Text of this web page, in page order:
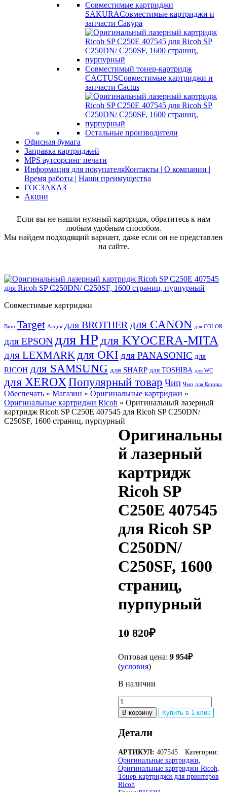
Совместимые картриджи
SAKURAСовместимые картриджи и
запчасти Сакура
Совместимый тонер-картридж
CACTUSСовместимые картриджи и
запчасти Cactus
Остальные производители
Офисная бумага
Заправка картриджей
MPS аутсорсинг печати
Информация для покупателяКонтакты | О компании |
Время работы | Наши преимущества
ГОСЗАКАЗ
Акции
Если вы не нашли нужный картридж, обратитесь к нам
любым удобным способом.
Мы найдем подходящий вариант, даже если он не представлен
на сайте.
Совместимые картриджи
Bion Target Акция для BROTHER для CANON для COLOR
для EPSON для HP для KYOCERA-MITA
для LEXMARK для OKI для PANASONIC для
RICOH для SAMSUNG для SHARP для TOSHIBA для WC
для XEROX Популярный товар Чип Чмп для Коника
Обеспечать » Магазин » Оригинальные картриджи »
Оригинальные картриджи Ricoh » Оригинальный лазерный
картридж Ricoh SP C250E 407545 для Ricoh SP C250DN/
C250SF, 1600 страниц, пурпурный
Оригинальны
й лазерный
картридж
Ricoh SP
C250E 407545
для Ricoh SP
C250DN/
C250SF, 1600
страниц,
пурпурный
10 820₽
Оптовая цена: 9 954₽
(условия)
В наличии
Количество
товара
Оригинальный
лазерный
картридж
SP
C250E
407545
для
В корзину Купить в 1 клик
Детали
АРТИКУЛ: 407545
Категории:
Оригинальные картриджи
Оригинальные картриджи Ricoh
Тонер-картриджи для принтеров
Ricoh